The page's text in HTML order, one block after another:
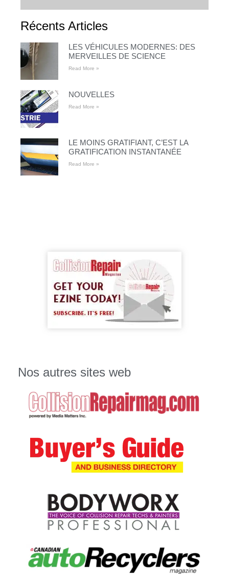
Récents Articles
LES VÉHICULES MODERNES: DES
MERVEILLES DE SCIENCE
Read More »
NOUVELLES
Read More »
LE MOINS GRATIFIANT, C’EST LA
GRATIFICATION INSTANTANÉE
Read More »
Nos autres sites web